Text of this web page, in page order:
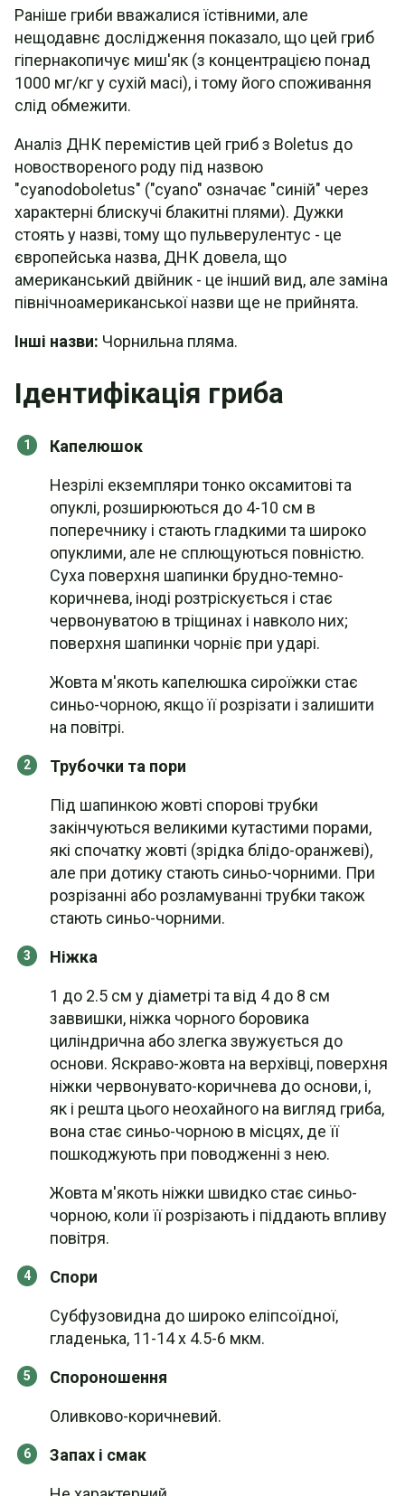
Раніше гриби вважалися їстівними, але
нещодавнє дослідження показало, що цей гриб
гіпернакопичує миш'як (з концентрацією понад
1000 мг/кг у сухій масі), і тому його споживання
слід обмежити.
Аналіз ДНК перемістив цей гриб з Boletus до
новоствореного роду під назвою
"cyanodoboletus" ("cyano" означає "синій" через
характерні блискучі блакитні плями). Дужки
стоять у назві, тому що пульверулентус - це
європейська назва, ДНК довела, що
американський двійник - це інший вид, але заміна
північноамериканської назви ще не прийнята.
Інші назви: Чорнильна пляма.
Ідентифікація гриба
Капелюшок
Незрілі екземпляри тонко оксамитові та
опуклі, розширюються до 4-10 см в
поперечнику і стають гладкими та широко
опуклими, але не сплющуються повністю.
Суха поверхня шапинки брудно-темно-
коричнева, іноді розтріскується і стає
червонуватою в тріщинах і навколо них;
поверхня шапинки чорніє при ударі.
Жовта м'якоть капелюшка сироїжки стає
синьо-чорною, якщо її розрізати і залишити
на повітрі.
Трубочки та пори
Під шапинкою жовті спорові трубки
закінчуються великими кутастими порами,
які спочатку жовті (зрідка блідо-оранжеві),
але при дотику стають синьо-чорними. При
розрізанні або розламуванні трубки також
стають синьо-чорними.
Ніжка
1 до 2.5 см у діаметрі та від 4 до 8 см
заввишки, ніжка чорного боровика
циліндрична або злегка звужується до
основи. Яскраво-жовта на верхівці, поверхня
ніжки червонувато-коричнева до основи, і,
як і решта цього неохайного на вигляд гриба,
вона стає синьо-чорною в місцях, де її
пошкоджують при поводженні з нею.
Жовта м'якоть ніжки швидко стає синьо-
чорною, коли її розрізають і піддають впливу
повітря.
Спори
Субфузовидна до широко еліпсоїдної,
гладенька, 11-14 х 4.5-6 мкм.
Спороношення
Оливково-коричневий.
Запах і смак